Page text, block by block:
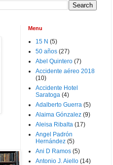
Menu
15 N (5)
50 años (27)
Abel Quintero (7)
Accidente aéreo 2018
(10)
Accidente Hotel
Saratoga (4)
Adalberto Guerra (5)
Alaima Gónzalez (9)
Aleisa Ribalta (17)
Angel Padrón
Hernández (5)
Ani D Ramos (5)
Antonio J. Aiello (14)